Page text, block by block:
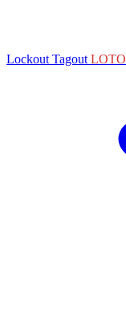
Lockout Tagout LOTO